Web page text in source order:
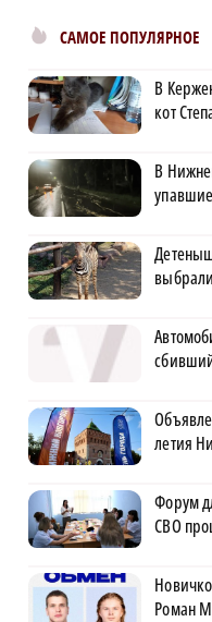
САМОЕ ПОПУЛЯРНОЕ
В
кот
В
летия
Форум
СВО
Роман